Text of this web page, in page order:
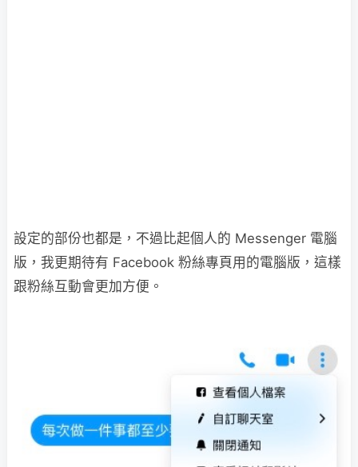
設定的部份也都是，不過比起個人的 Messenger 電腦
版，我更期待有 Facebook 粉絲專頁用的電腦版，這樣
跟粉絲互動會更加方便。